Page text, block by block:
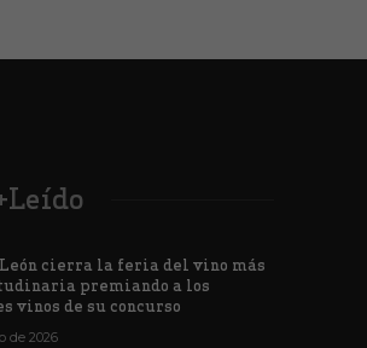
León cierra la feria del vino más
premiando a los
vinos de su concurso
de 2026